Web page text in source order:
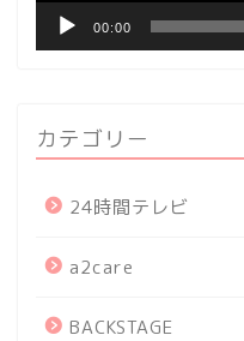
00:00
カテゴリー
24時間テレビ
a2care
BACKSTAGE